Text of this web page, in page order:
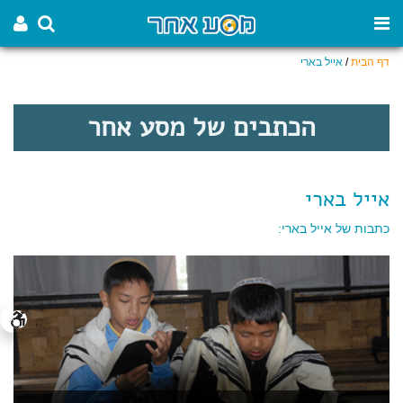
דף הבית/ אייל בארי
הכתבים של מסע אחר
אייל בארי
כתבות של אייל בארי: